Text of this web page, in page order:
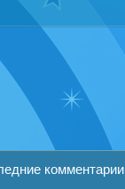
комментарии